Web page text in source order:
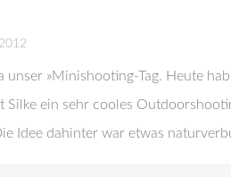
unser »Minishooting-Tag. Heute
Silke ein sehr cooles
Idee dahinter war etwas